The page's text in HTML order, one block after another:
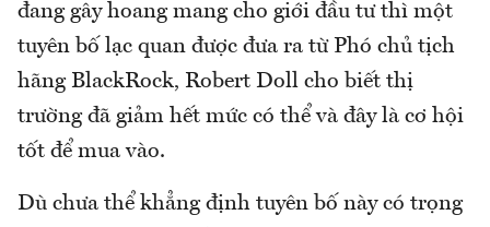
đang gây hoang mang cho giới đầu tư thì một
tuyên bố lạc quan được đưa ra từ Phó chủ tịch
hãng BlackRock, Robert Doll cho biết thị
trường đã giảm hết mức có thể và đây là cơ hội
tốt để mua vào.
Dù chưa thể khẳng định tuyên bố này có trọng